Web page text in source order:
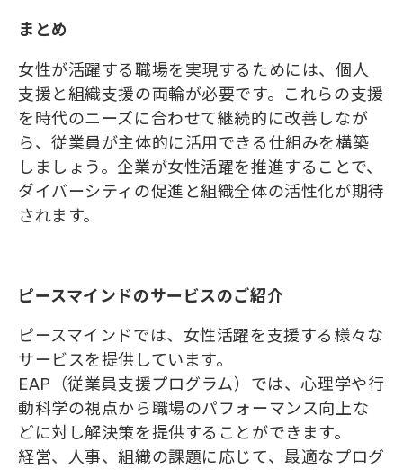
まとめ
女性が活躍する職場を実現するためには、個人
支援と組織支援の両輪が必要です。これらの支援
を時代のニーズに合わせて継続的に改善しなが
ら、従業員が主体的に活用できる仕組みを構築
しましょう。企業が女性活躍を推進することで、
ダイバーシティの促進と組織全体の活性化が期待
されます。
ピースマインドのサービスのご紹介
ピースマインドでは、女性活躍を支援する様々な
サービスを提供しています。
EAP（従業員支援プログラム）では、心理学や行
動科学の視点から職場のパフォーマンス向上な
どに対し解決策を提供することができます。
経営、人事、組織の課題に応じて、最適なプログ